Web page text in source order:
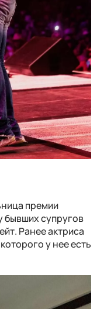
премии
бывших супругов
Ранее актриса
у нее есть